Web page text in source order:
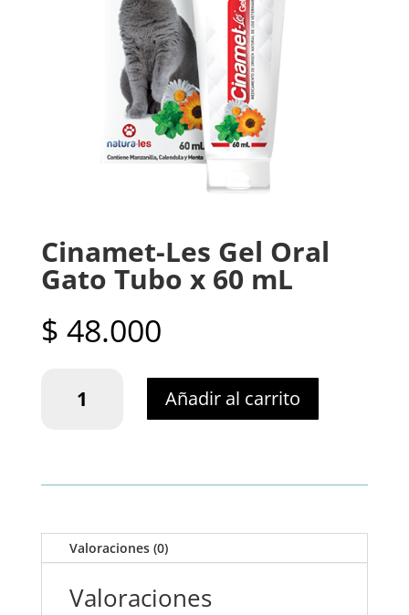
Cinamet-Les Gel Oral
Gato Tubo x 60 mL
$ 48.000
Tubo
cantidad
Añadir al carrito
Valoraciones (0)
Valoraciones